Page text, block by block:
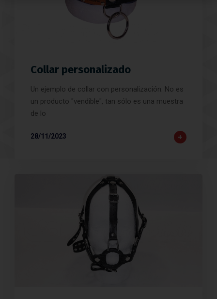
Collar personalizado
Un ejemplo de collar con personalización. No es
un producto "vendible", tan sólo es una muestra
de lo
28/11/2023